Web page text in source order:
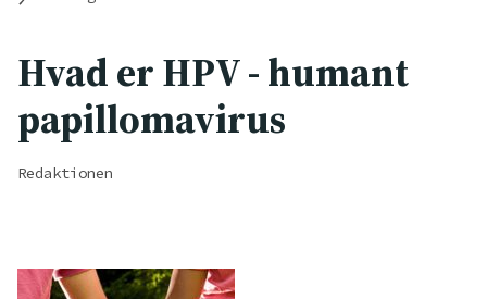
Hvad er HPV - humant
papillomavirus
Redaktionen